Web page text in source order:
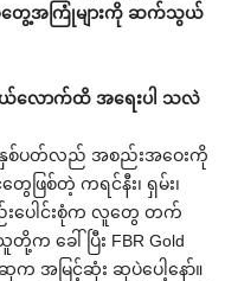
အတွေ့အကြုံများကို ဆက်သွယ်
ယ်လောက်ထိ အရေးပါ သလဲ
နှစ်ပတ်လည် အစည်းအဝေးကို
ြစ်တဲ့ ကရင်နီး၊ ရှမ်း၊
းပေါင်းစုံက လူတွေ တက်
ခေါ်ပြီး FBR Gold
က အမြင့်ဆုံး ဆုပဲပေါ့နော်။